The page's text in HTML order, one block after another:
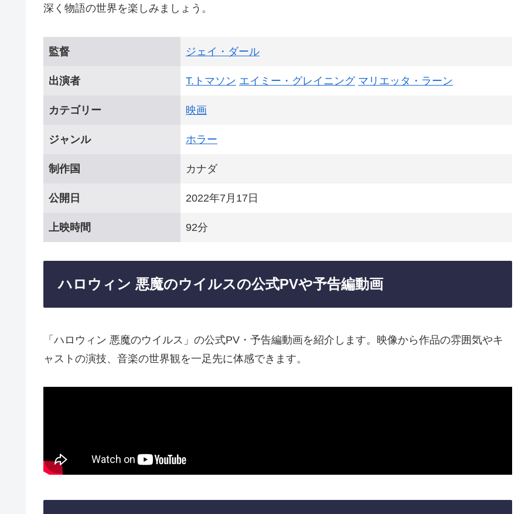
深く物語の世界を楽しみましょう。
監督 ジェイ・ダール
出演者 T.トマソン エイミー・グレイニング マリエッタ・ラーン
カテゴリー 映画
ジャンル ホラー
制作国 カナダ
公開日 2022年7月17日
上映時間 92分
ハロウィン 悪魔のウイルスの公式PVや予告編動画
「ハロウィン 悪魔のウイルス」の公式PV・予告編動画を紹介します。映像から作品の雰囲気やキ
ャストの演技、音楽の世界観を一足先に体感できます。